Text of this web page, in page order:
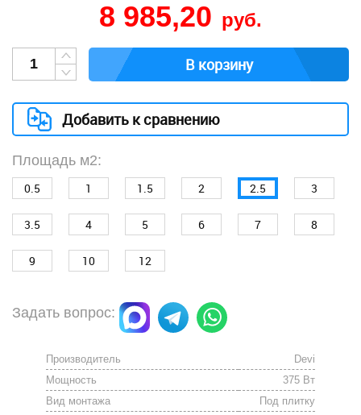
8 985,20 руб.
В корзину
Добавить к сравнению
Площадь м2:
0.5 1 1.5 2 2.5 3
3.5 4 5 6 7 8
9 10 12
Задать вопрос:
Производитель
Devi
Мощность
375 Вт
Вид монтажа
Под плитку